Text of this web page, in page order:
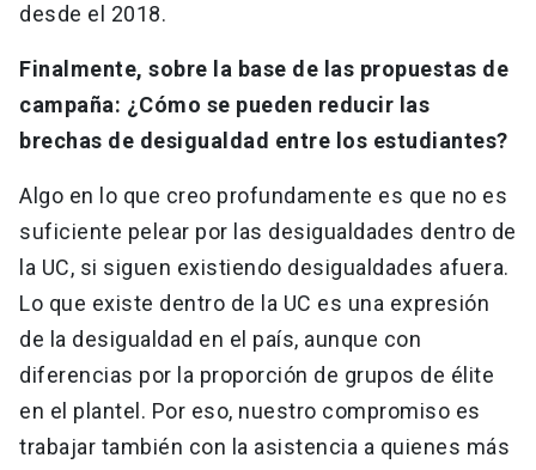
desde el 2018.
Finalmente, sobre la base de las propuestas de
campaña: ¿Cómo se pueden reducir las
brechas de desigualdad entre los estudiantes?
Algo en lo que creo profundamente es que no es
suficiente pelear por las desigualdades dentro de
la UC, si siguen existiendo desigualdades afuera.
Lo que existe dentro de la UC es una expresión
de la desigualdad en el país, aunque con
diferencias por la proporción de grupos de élite
en el plantel. Por eso, nuestro compromiso es
trabajar también con la asistencia a quienes más